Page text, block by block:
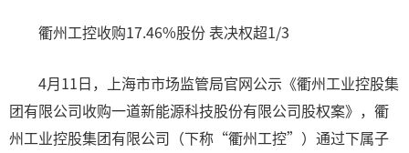
衢州工控收购17.46%股份 表决权超1/3
4月11日，上海市市场监管局官网公示《衢州工业控股集
团有限公司收购一道新能源科技股份有限公司股权案》，衢
州工业控股集团有限公司（下称“衢州工控”）通过下属子